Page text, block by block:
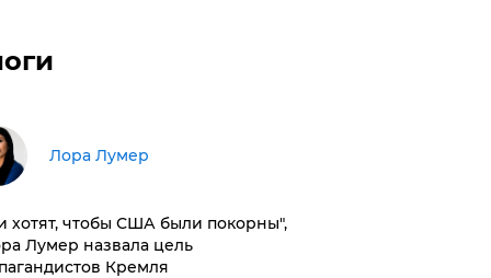
​Лора Лумер
хотят, чтобы США были покорны",
Лумер назвала цель
Кремля